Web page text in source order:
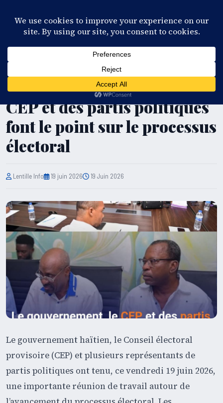
Haïti : le gouvernement, le
CEP et des partis politiques
font le point sur le processus
électoral
Lentille Info 19 juin 2026 19 Juin 2026
Le gouvernement haïtien, le Conseil électoral
provisoire (CEP) et plusieurs représentants de
partis politiques ont tenu, ce vendredi 19 juin 2026,
une importante réunion de travail autour de